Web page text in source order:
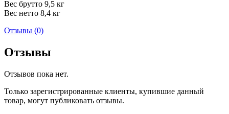
Вес брутто 9,5 кг
Вес нетто 8,4 кг
Отзывы (0)
Отзывы
Отзывов пока нет.
Только зарегистрированные клиенты, купившие данный
товар, могут публиковать отзывы.